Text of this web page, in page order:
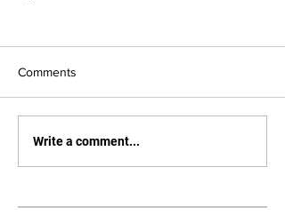
Comments
Write a comment...